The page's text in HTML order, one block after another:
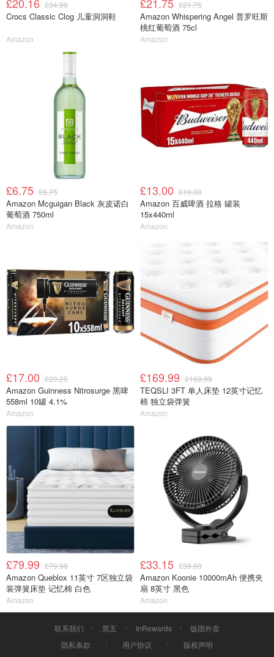
£34.99
Crocs Classic Clog 儿童洞洞鞋
Amazon
£21.75
Amazon Whispering Angel 普罗旺斯
桃红葡萄酒 75cl
Amazon
£6.75 £6.75
Amazon Mcguigan Black 灰皮诺白
葡萄酒 750ml
Amazon
£13.00 £16.00
Amazon 百威啤酒 拉格 罐装
15x440ml
Amazon
£17.00 £20.25
Amazon Guinness Nitrosurge 黑啤
558ml 10罐 4.1%
Amazon
£169.99 £169.99
TEQSLI 3FT 单人床垫 12英寸记忆
棉 独立袋弹簧
Amazon
£79.99 £79.99
Amazon Queblox 11英寸 7区独立袋
装弹簧床垫 记忆棉 白色
Amazon
£33.15 £39.00
Amazon Koonie 10000mAh 便携夹
扇 8英寸 黑色
Amazon
联系我们 黑五 InRewards
饭团外卖
隐私条款
用户协议 版权声明